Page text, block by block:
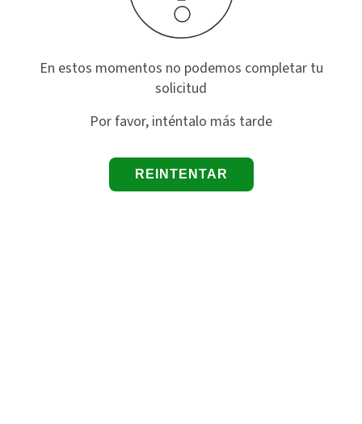
En estos momentos no podemos completar tu
solicitud
Por favor, inténtalo más tarde
REINTENTAR